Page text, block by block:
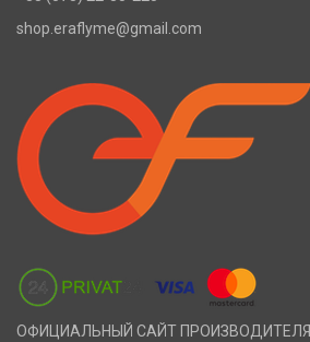
shop.eraflyme@gmail.com
ОФИЦИАЛЬНЫЙ САЙТ ПРОИЗВОДИТЕЛЯ